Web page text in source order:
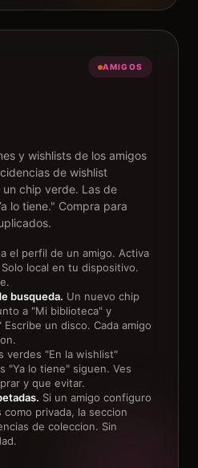
AMIGOS
y wishlists de los amigos
de wishlist
chip verde. Las de
lo tiene." Compra para
el perfil de un amigo. Activa
local en tu dispositivo.
busqueda. Un nuevo chip
a "Mi biblioteca" y
Escribe un disco. Cada amigo
verdes "En la wishlist"
"Ya lo tiene" siguen. Ves
y que evitar.
Si un amigo configuro
privada, la seccion
de coleccion. Sin